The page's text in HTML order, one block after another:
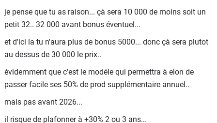
je pense que tu as raison... çà sera 10 000 de moins soit un
petit 32.. 32 000 avant bonus éventuel...
et d'ici la tu n'aura plus de bonus 5000... donc çà sera plutot
au dessus de 30 000 le prix..
évidemment que c'est le modéle qui permettra à elon de
passer facile ses 50% de prod supplémentaire annuel..
mais pas avant 2026...
il risque de plafonner à +30% 2 ou 3 ans...